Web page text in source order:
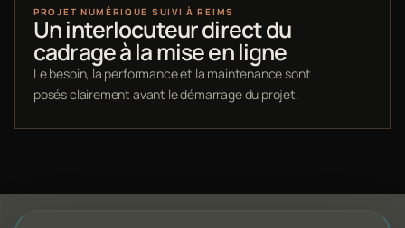
PROJET NUMÉRIQUE SUIVI À REIMS
Un interlocuteur direct du
cadrage à la mise en ligne
Le besoin, la performance et la maintenance sont
posés clairement avant le démarrage du projet.